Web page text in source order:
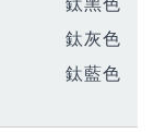
鈦灰色
鈦藍色